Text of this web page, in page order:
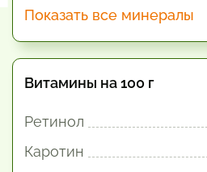
Показать все минералы
Витамины на 100 г
Ретинол
Каротин